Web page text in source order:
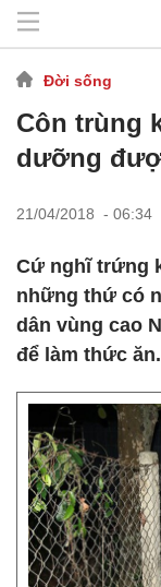
Đời sống
Côn trùng
dưỡng
21/04/2018 - 06:34
Cứ nghĩ trứng
những thứ có
dân vùng cao
để làm thức ăn.